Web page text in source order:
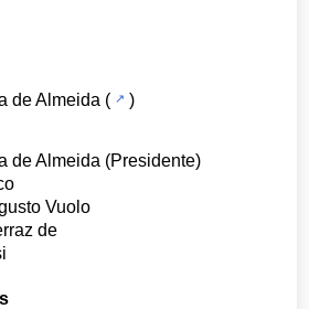
de Almeida (
)
de Almeida (Presidente)
Vuolo
de